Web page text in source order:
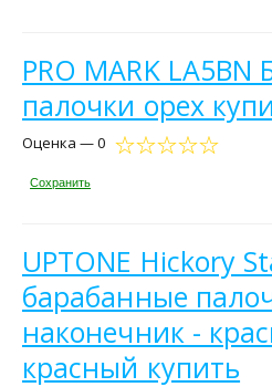
PRO MARK
палочки орех
Оценка — 0
Сохранить
UPTONE Hickory
барабанные
наконечник -
красный купить